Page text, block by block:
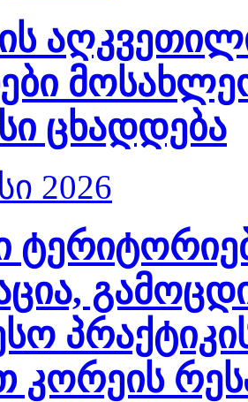
ცხადდება
2026
კორეის